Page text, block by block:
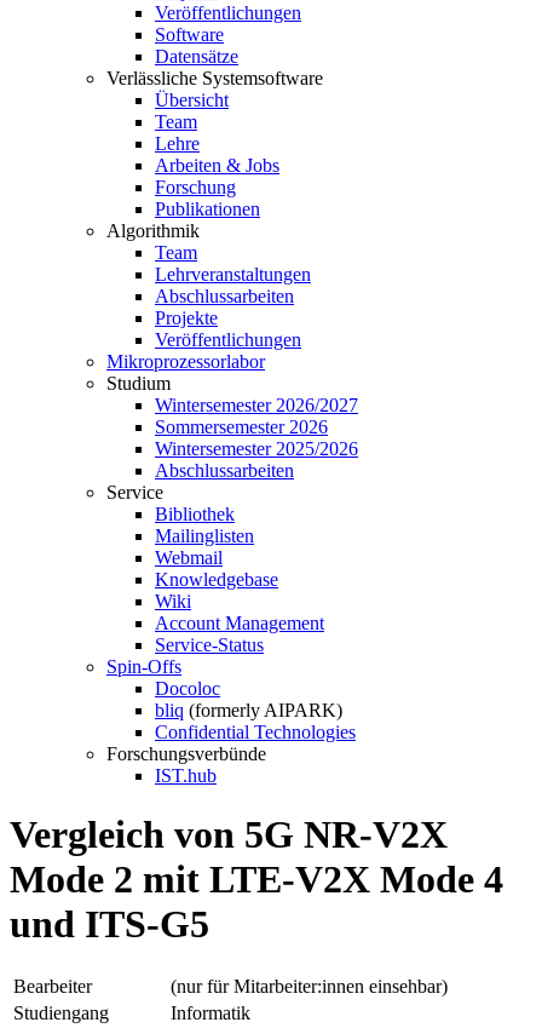
Veröffentlichungen
Software
Datensätze
Verlässliche Systemsoftware
Übersicht
Team
Lehre
Arbeiten & Jobs
Forschung
Publikationen
Algorithmik
Team
Lehrveranstaltungen
Abschlussarbeiten
Projekte
Veröffentlichungen
Mikroprozessorlabor
Studium
Wintersemester 2026/2027
Sommersemester 2026
Wintersemester 2025/2026
Abschlussarbeiten
Service
Bibliothek
Mailinglisten
Webmail
Knowledgebase
Wiki
Account Management
Service-Status
Spin-Offs
Docoloc
bliq (formerly AIPARK)
Confidential Technologies
Forschungsverbünde
IST.hub
Vergleich von 5G NR-V2X
Mode 2 mit LTE-V2X Mode 4
und ITS-G5
Bearbeiter
(nur für Mitarbeiter:innen einsehbar)
Studiengang
Informatik